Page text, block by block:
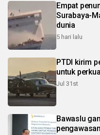
Empat
Surabaya-
dunia
5 hari lalu
PTDI kirim
untuk
Jul 31st
Bawaslu